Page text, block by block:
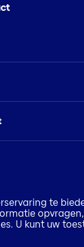
te
U kunt uw